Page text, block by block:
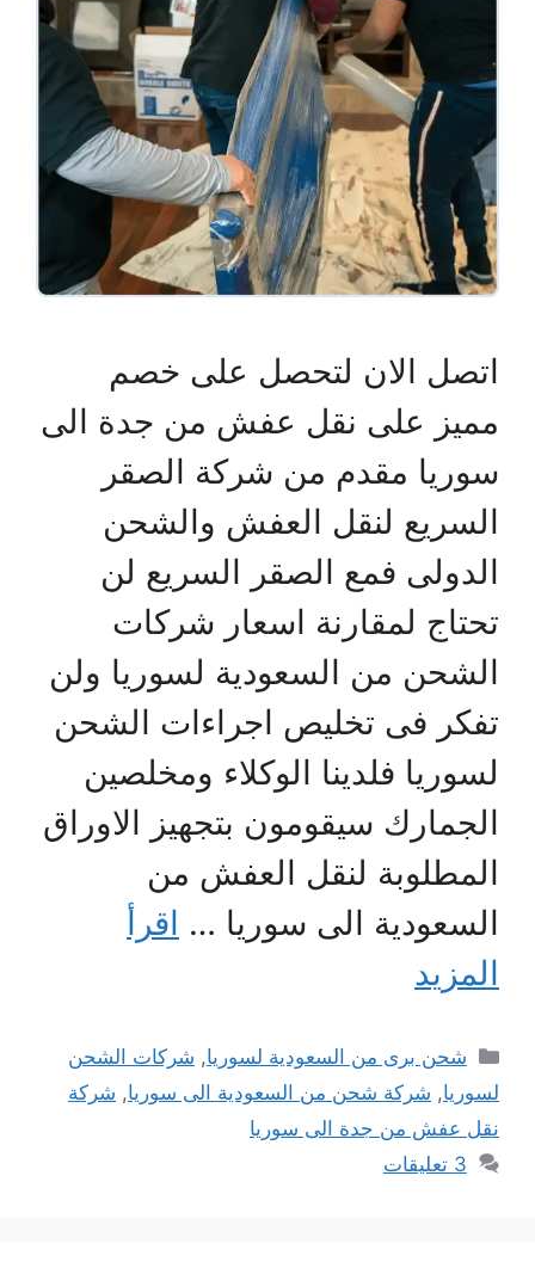
اتصل الان لتحصل على خصم
مميز على نقل عفش من جدة الى
سوريا مقدم من شركة الصقر
السريع لنقل العفش والشحن
الدولى فمع الصقر السريع لن
تحتاج لمقارنة اسعار شركات
الشحن من السعودية لسوريا ولن
تفكر فى تخليص اجراءات الشحن
لسوريا فلدينا الوكلاء ومخلصين
الجمارك سيقومون بتجهيز الاوراق
المطلوبة لنقل العفش من
السعودية الى سوريا … اقرأ
المزيد
التصنيفات
شحن برى من السعودية لسوريا, شركات الشحن
لسوريا, شركة شحن من السعودية الى سوريا, شركة
نقل عفش من جدة الى سوريا
3 تعليقات